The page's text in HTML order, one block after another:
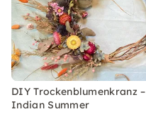
DIY Trockenblumenkranz –
Indian Summer